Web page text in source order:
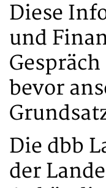
Diese
und
bevor
Die dbb
der